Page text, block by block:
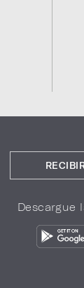
Descargue